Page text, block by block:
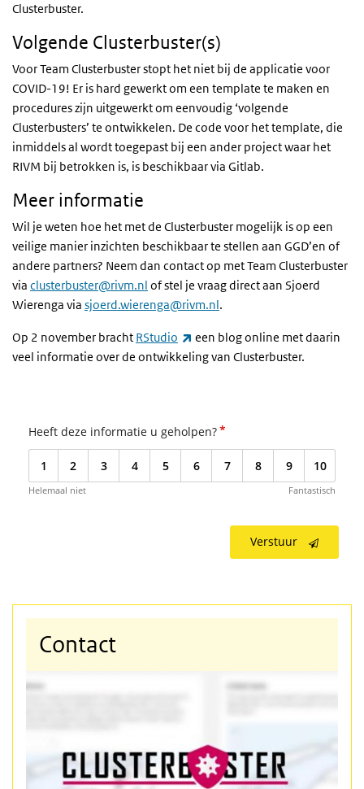
Clusterbuster.
Volgende Clusterbuster(s)
Voor Team Clusterbuster stopt het niet bij de applicatie voor
COVID-19! Er is hard gewerkt om een template te maken en
procedures zijn uitgewerkt om eenvoudig ‘volgende
Clusterbusters’ te ontwikkelen. De code voor het template, die
inmiddels al wordt toegepast bij een ander project waar het
RIVM bij betrokken is, is beschikbaar via Gitlab.
Meer informatie
Wil je weten hoe het met de Clusterbuster mogelijk is op een
veilige manier inzichten beschikbaar te stellen aan GGD’en of
andere partners? Neem dan contact op met Team Clusterbuster
via clusterbuster@rivm.nl of stel je vraag direct aan Sjoerd
Wierenga via sjoerd.wierenga@rivm.nl.
Op 2 november bracht RStudio (externe link)
een blog online met daarin
veel informatie over de ontwikkeling van Clusterbuster.
Heeft deze informatie u geholpen?*
1 2 3 4 5 6 7 8 9 10
Helemaal niet Fantastisch
Verstuur
Contact